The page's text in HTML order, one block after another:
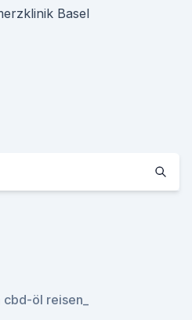
Basel
öl reisen_